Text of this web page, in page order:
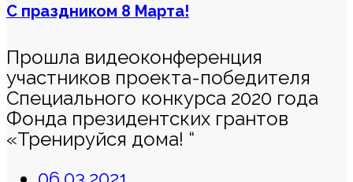
С праздником 8 Марта!
Прошла видеоконференция
участников проекта-победителя
Специального конкурса 2020 года
Фонда президентских грантов
«Тренируйся дома! “